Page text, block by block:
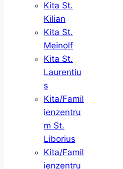
Kita St.
Kilian
Kita St.
Meinolf
Kita St.
Laurentiu
s
Kita/Famil
ienzentru
m St.
Liborius
Kita/Famil
ienzentru